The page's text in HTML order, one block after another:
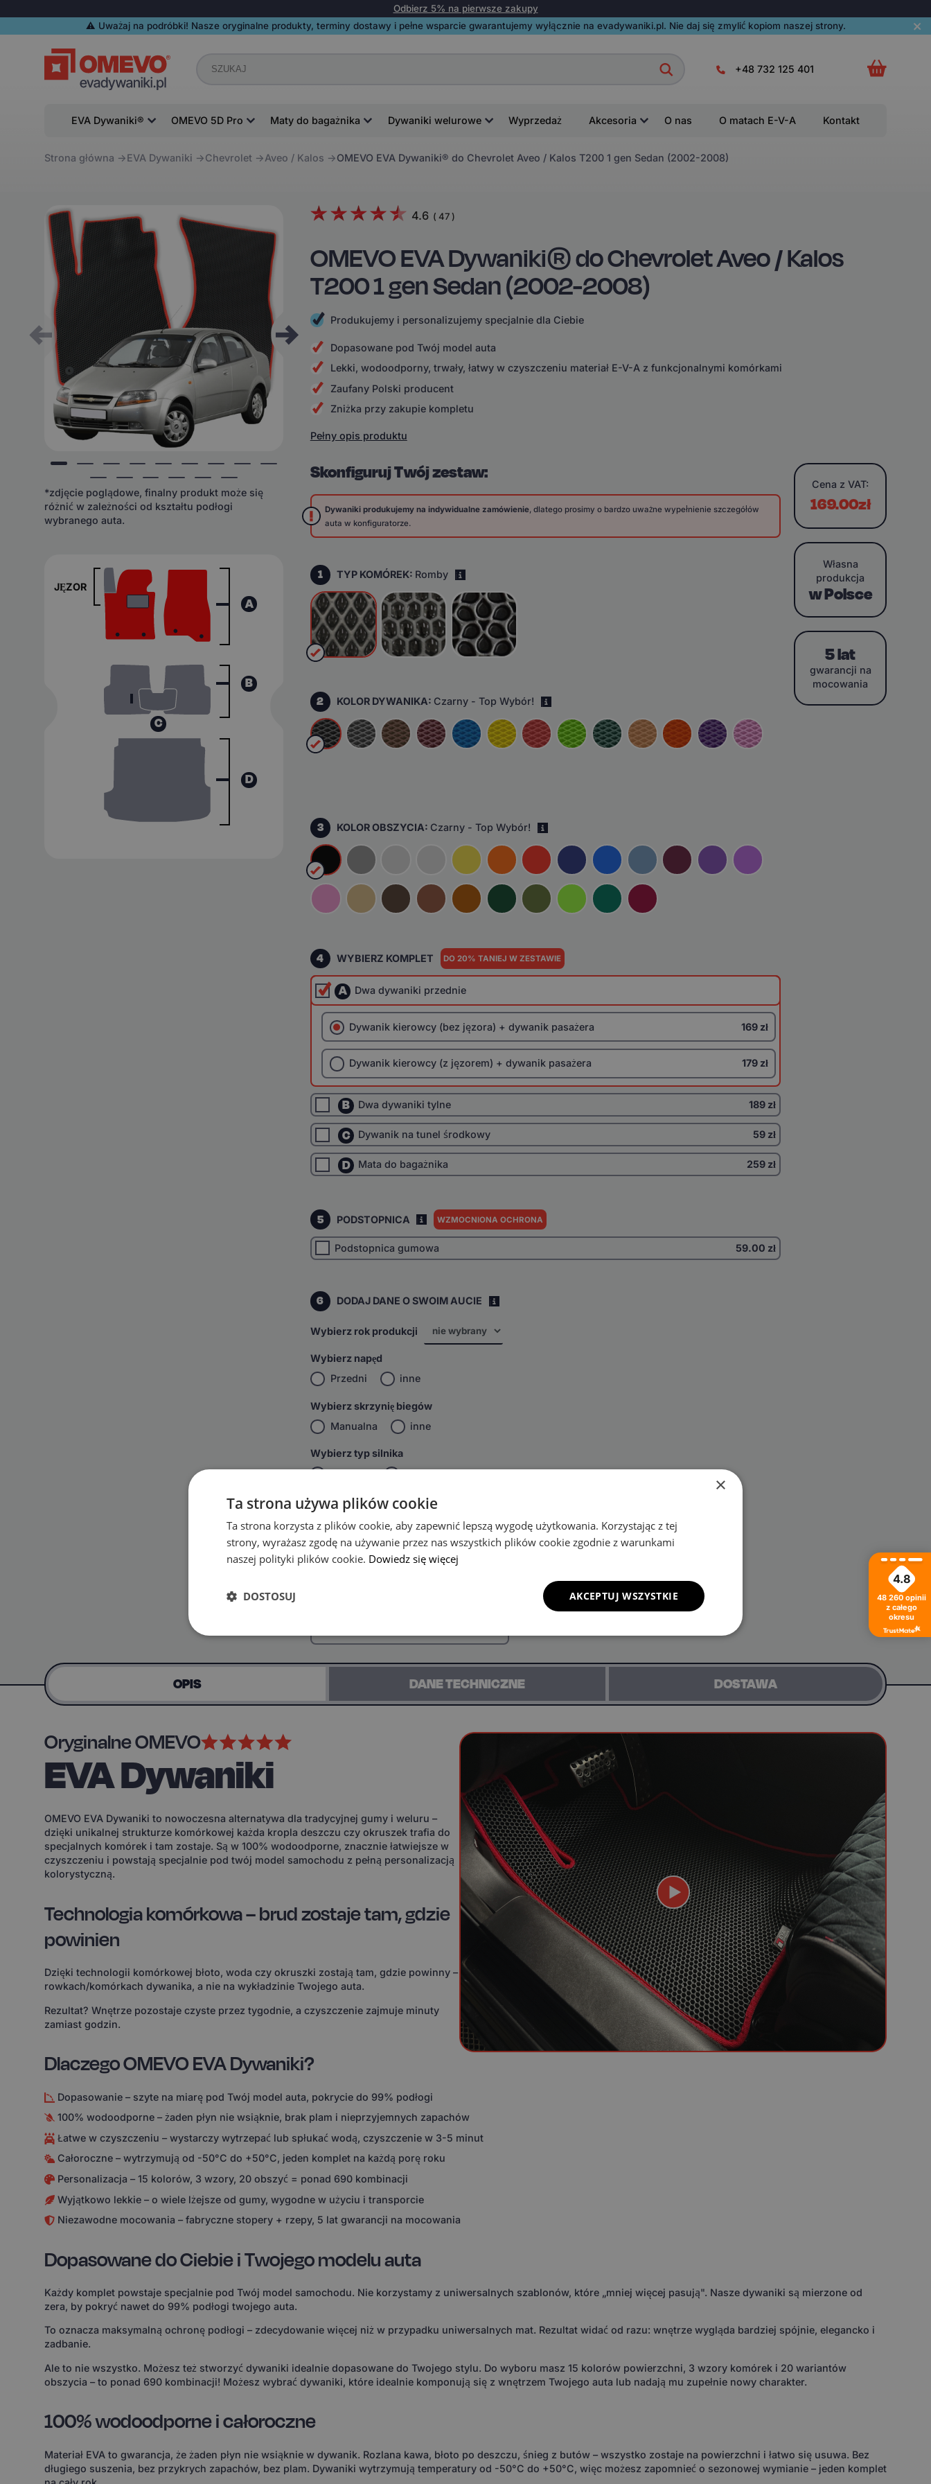
Odbierz 5% na pierwsze zakupy
⚠️️ Uważaj na podróbki! Nasze oryginalne produkty, terminy dostawy i pełne wsparcie gwarantujemy wyłącznie na evadywaniki.pl. Nie daj się zmylić kopiom naszej strony.
+48 732 125 401
EVA Dywaniki® OMEVO 5D Pro Maty do bagażnika Dywaniki welurowe Wyprzedaż Akcesoria O nas O matach E-V-A Kontakt
Strona główna EVA Dywaniki Chevrolet Aveo / Kalos OMEVO EVA Dywaniki® do Chevrolet Aveo / Kalos T200 1 gen Sedan (2002-2008)
*zdjęcie poglądowe, finalny produkt może się
różnić w zależności od kształtu podłogi
wybranego auta.
JĘZOR
A
C
B
D
4.6 ( 47)
OMEVO EVA Dywaniki® do Chevrolet Aveo / Kalos
T200 1 gen Sedan (2002-2008)
Produkujemy i personalizujemy specjalnie dla Ciebie
Dopasowane pod Twój model auta
Lekki, wodoodporny, trwały, łatwy w czyszczeniu materiał E-V-A z funkcjonalnymi komórkami
Zaufany Polski producent
Zniżka przy zakupie kompletu
Pełny opis produktu
Skonfiguruj Twój zestaw:
Dywaniki produkujemy na indywidualne zamówienie, dlatego prosimy o bardzo uważne wypełnienie szczegółów
auta w konfiguratorze.
1 TYP KOMÓREK: Romby
2 KOLOR DYWANIKA: Czarny - Top Wybór!
3 KOLOR OBSZYCIA: Czarny - Top Wybór!
4 WYBIERZ KOMPLET DO 20% TANIEJ W ZESTAWIE
A Dwa dywaniki przednie
Dywanik kierowcy (bez jęzora) + dywanik pasażera 169 zł
Dywanik kierowcy (z jęzorem) + dywanik pasażera 179 zł
B Dwa dywaniki tylne 189 zł
C Dywanik na tunel środkowy 59 zł
D Mata do bagażnika 259 zł
5 PODSTOPNICA WZMOCNIONA OCHRONA
Podstopnica gumowa 59.00 zł
6 DODAJ DANE O SWOIM AUCIE
Wybierz rok produkcji
Wybierz napęd
Przedni
inne
Wybierz skrzynię biegów
Manualna
inne
Wybierz typ silnika
DODAJ DO KOSZYKA
Cena z VAT:
169.00zł
Własna
produkcja
w Polsce
5 lat
gwarancji na
mocowania
OPIS DANE TECHNICZNE DOSTAWA
Oryginalne OMEVO
EVA Dywaniki
OMEVO EVA Dywaniki to nowoczesna alternatywa dla tradycyjnej gumy i weluru –
dzięki unikalnej strukturze komórkowej każda kropla deszczu czy okruszek trafia do
specjalnych komórek i tam zostaje. Są w 100% wodoodporne, znacznie łatwiejsze w
czyszczeniu i powstają specjalnie pod twój model samochodu z pełną personalizacją
kolorystyczną.
Technologia komórkowa – brud zostaje tam, gdzie
powinien
Dzięki technologii komórkowej błoto, woda czy okruszki zostają tam, gdzie powinny –
rowkach/komórkach dywanika, a nie na wykładzinie Twojego auta.
Rezultat? Wnętrze pozostaje czyste przez tygodnie, a czyszczenie zajmuje minuty
zamiast godzin.
Dlaczego OMEVO EVA Dywaniki?
Dopasowanie – szyte na miarę pod Twój model auta, pokrycie do 99% podłogi
100% wodoodporne – żaden płyn nie wsiąknie, brak plam i nieprzyjemnych zapachów
Łatwe w czyszczeniu – wystarczy wytrzepać lub spłukać wodą, czyszczenie w 3-5 minut
Całoroczne – wytrzymują od -50°C do +50°C, jeden komplet na każdą porę roku
Personalizacja – 15 kolorów, 3 wzory, 20 obszyć = ponad 690 kombinacji
Wyjątkowo lekkie – o wiele lżejsze od gumy, wygodne w użyciu i transporcie
Niezawodne mocowania – fabryczne stopery + rzepy, 5 lat gwarancji na mocowania
Dopasowane do Ciebie i Twojego modelu auta
Każdy komplet powstaje specjalnie pod Twój model samochodu. Nie korzystamy z uniwersalnych szablonów, które „mniej więcej pasują". Nasze dywaniki są mierzone od
zera, by pokryć nawet do 99% podłogi twojego auta.
To oznacza maksymalną ochronę podłogi – zdecydowanie więcej niż w przypadku uniwersalnych mat. Rezultat widać od razu: wnętrze wygląda bardziej spójnie, elegancko i
zadbanie.
Ale to nie wszystko. Możesz też stworzyć dywaniki idealnie dopasowane do Twojego stylu. Do wyboru masz 15 kolorów powierzchni, 3 wzory komórek i 20 wariantów
obszycia – to ponad 690 kombinacji! Możesz wybrać dywaniki, które idealnie komponują się z wnętrzem Twojego auta lub nadają mu zupełnie nowy charakter.
100% wodoodporne i całoroczne
Materiał EVA to gwarancja, że żaden płyn nie wsiąknie w dywanik. Rozlana kawa, błoto po deszczu, śnieg z butów – wszystko zostaje na powierzchni i łatwo się usuwa. Bez
długiego suszenia, bez przykrych zapachów, bez plam. Dywaniki wytrzymują temperatury od -50°C do +50°C, więc możesz zapomnieć o sezonowej wymianie – jeden komplet
4.8
48 260 opinii
z całego
okresu
×
Ta strona używa plików cookie
Ta strona korzysta z plików cookie, aby zapewnić lepszą wygodę użytkowania. Korzystając z tej
strony, wyrażasz zgodę na używanie przez nas wszystkich plików cookie zgodnie z warunkami
naszej polityki plików cookie. Dowiedz się więcej
AKCEPTUJ WSZYSTKIE
DOSTOSUJ